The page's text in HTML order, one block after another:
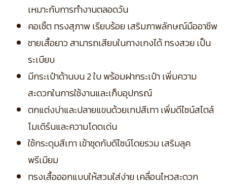
เหมาะกับการทำงานตลอดวัน
คอเชิ้ต ทรงสุภาพ เรียบร้อย เสริมภาพลักษณ์มืออาชีพ
ชายเสื้อยาว สามารถเสียบในกางเกงได้ ทรงสวย เป็น
ระเบียบ
มีกระเป๋าด้านบน 2 ใบ พร้อมฝากระเป๋า เพิ่มความ
สะดวกในการใช้งานและเก็บอุปกรณ์
ตกแต่งบ่าและปลายแขนด้วยเทปสีเทา เพิ่มดีไซน์สไตล์
โมเดิร์นและความโดดเด่น
ใช้กระดุมสีเทา เข้าชุดกับดีไซน์โดยรวม เสริมลุค
พรีเมียม
ทรงเสื้อออกแบบให้สวมใส่ง่าย เคลื่อนไหวสะดวก